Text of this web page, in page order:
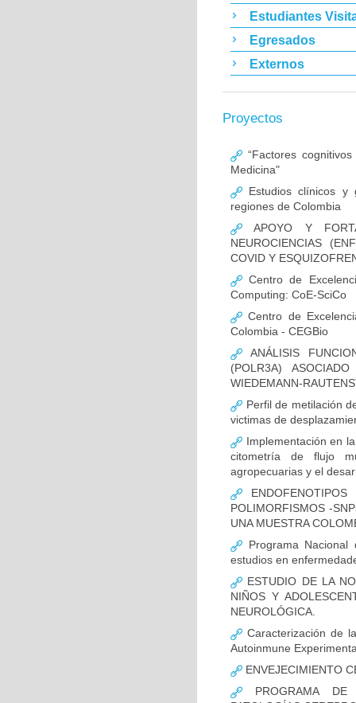
Estudiantes
Egresados
Externos
Proyectos
“Factores
Medicina"
Estudios clínicos y
regiones de Colombia
APOYO Y
NEUROCIENCIAS
COVID Y
Centro de
Computing: CoE-SciCo
Centro de
Colombia - CEGBio
ANÁLISIS
(POLR3A)
WIEDEMANN-
Perfil de metilación
victimas de
Implementación en
citometría de flujo
agropecuarias y el
POLIMORFISMOS -
UNA MUESTRA
Programa Nacional
estudios en
ESTUDIO DE LA
NIÑOS Y
NEUROLÓGICA.
Caracterización de
Autoinmune
ENVEJECIMIENTO
PROGRAMA DE